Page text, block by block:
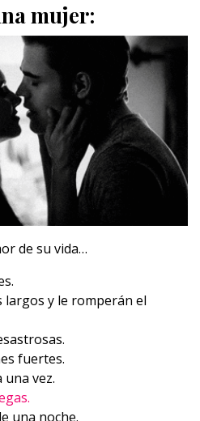
mujer:
de su vida…
largos y le romperán el
fuertes.
vez.
una noche.